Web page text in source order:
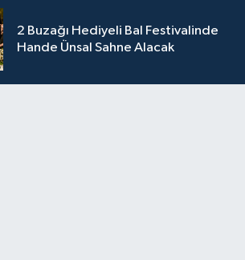
2 Buzağı Hediyeli Bal Festivalinde
Hande Ünsal Sahne Alacak